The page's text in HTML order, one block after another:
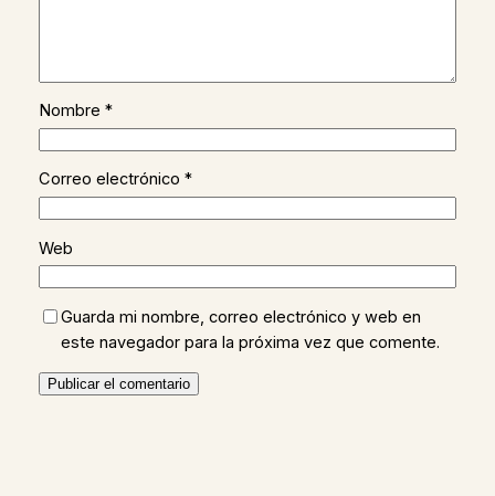
Nombre *
Correo electrónico *
Web
Guarda mi nombre, correo electrónico y web en
este navegador para la próxima vez que comente.